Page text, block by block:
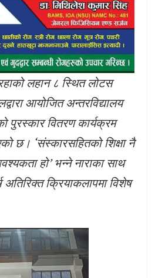
लहान ८ स्थित लोटस
आयोजित अन्तरविद्यालय
पुरस्कार वितरण कार्यक्रम
छ। ‘संस्कारसहितको शिक्षा नै
हो’ भन्ने नाराका साथ
अतिरिक्त क्रियाकलापमा विशेष